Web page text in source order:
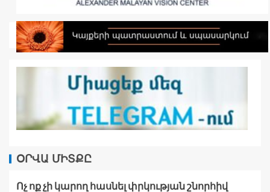
ՕՐՎԱ ՄԻՏՔԸ
Ոչ ոք չի կարող հասնել փրկության շնորհիվ